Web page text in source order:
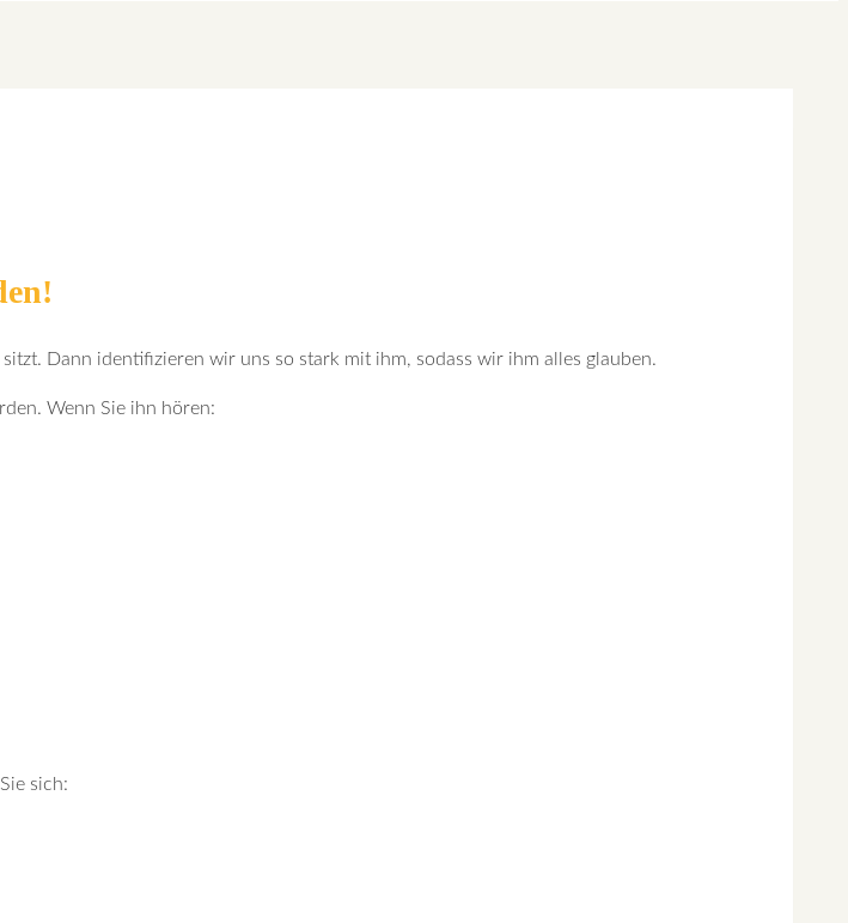
Dann identifizieren wir uns so stark mit ihm, sodass wir ihm alles glauben.
Wenn Sie ihn hören:
sich: